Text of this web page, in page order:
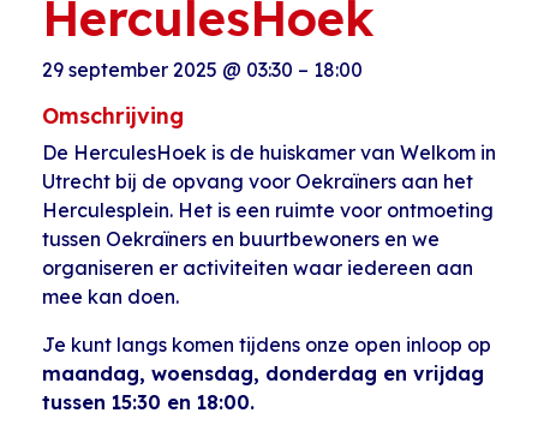
HerculesHoek
29 september 2025 @ 03:30 – 18:00
Omschrijving
De HerculesHoek is de huiskamer van Welkom in
Utrecht bij de opvang voor Oekraïners aan het
Herculesplein. Het is een ruimte voor ontmoeting
tussen Oekraïners en buurtbewoners en we
organiseren er activiteiten waar iedereen aan
mee kan doen.
Je kunt langs komen tijdens onze open inloop op
maandag, woensdag, donderdag en vrijdag
tussen 15:30 en 18:00.